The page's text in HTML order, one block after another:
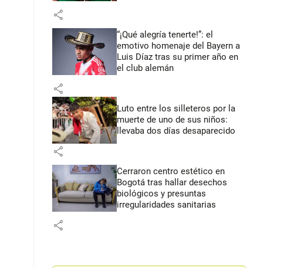
share
“¡Qué alegría tenerte!”: el
emotivo homenaje del Bayern a
Luis Díaz tras su primer año en
el club alemán
share
Luto entre los silleteros por la
muerte de uno de sus niños:
llevaba dos días desaparecido
share
Cerraron centro estético en
Bogotá tras hallar desechos
biológicos y presuntas
irregularidades sanitarias
share